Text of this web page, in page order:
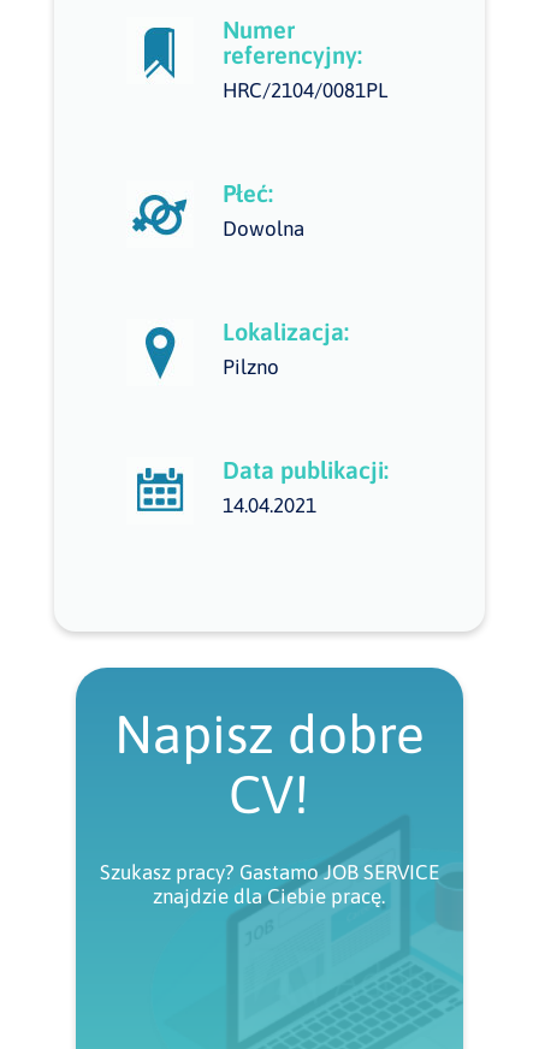
Numer
referencyjny:
HRC/2104/0081PL
Płeć:
Dowolna
Lokalizacja:
Pilzno
Data publikacji:
14.04.2021
Napisz dobre
CV!
Szukasz pracy? Gastamo JOB SERVICE
znajdzie dla Ciebie pracę.